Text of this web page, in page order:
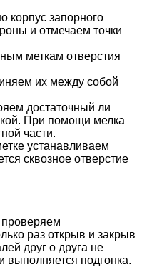
корпус запорного
и отмечаем точки
меткам отверстия
их между собой
достаточный ли
При помощи мелка
части.
устанавливаем
сквозное отверстие
проверяем
раз открыв и закрыв
друг о друга не
выполняется подгонка.